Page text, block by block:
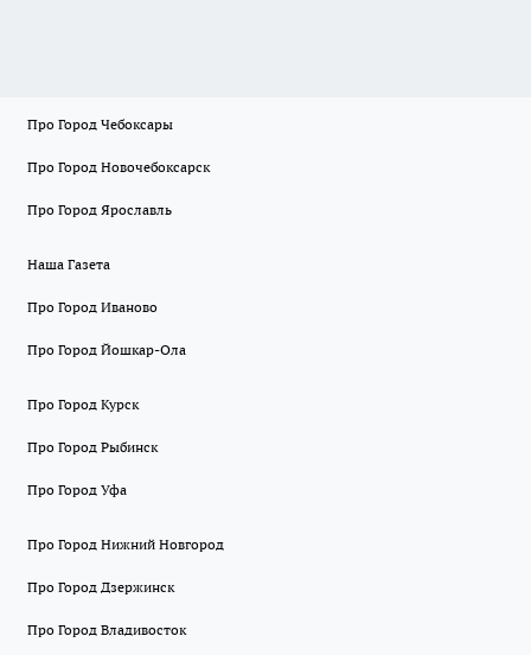
Про Город Чебоксары
Про Город Новочебоксарск
Про Город Ярославль
Наша Газета
Про Город Иваново
Про Город Йошкар-Ола
Про Город Курск
Про Город Рыбинск
Про Город Уфа
Про Город Нижний Новгород
Про Город Дзержинск
Про Город Владивосток